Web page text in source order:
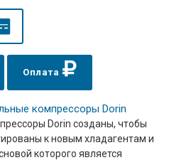
Оплата
компрессоры Dorin
Dorin созданы, чтобы
к новым хладагентам и
которого является